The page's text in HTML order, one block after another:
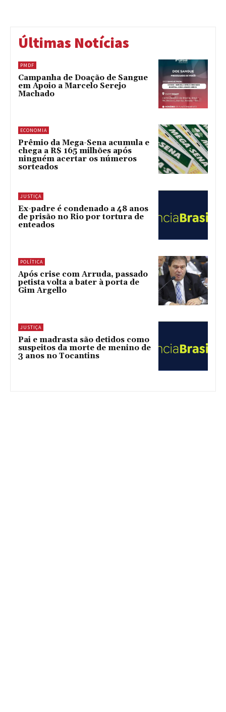
Últimas Notícias
PMDF
Campanha de Doação de Sangue
em Apoio a Marcelo Serejo
Machado
ECONOMIA
Prêmio da Mega-Sena acumula e
chega a R$ 165 milhões após
ninguém acertar os números
sorteados
JUSTIÇA
Ex-padre é condenado a 48 anos
de prisão no Rio por tortura de
enteados
POLÍTICA
Após crise com Arruda, passado
petista volta a bater à porta de
Gim Argello
JUSTIÇA
Pai e madrasta são detidos como
suspeitos da morte de menino de
3 anos no Tocantins